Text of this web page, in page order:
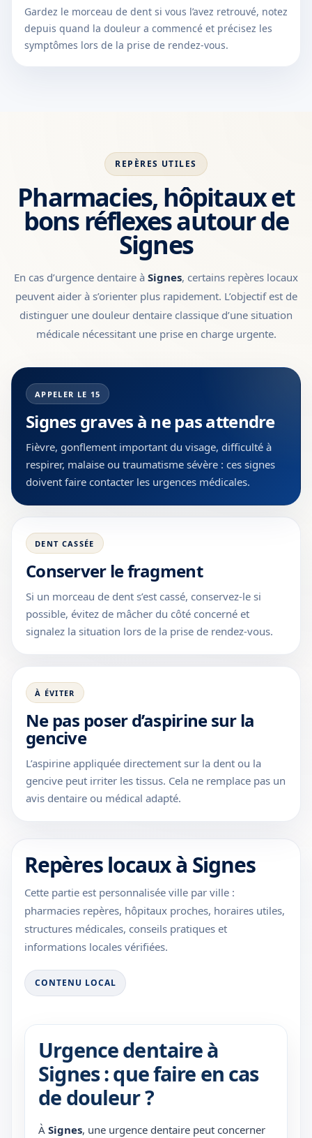
Gardez le morceau de dent si vous l’avez retrouvé, notez
depuis quand la douleur a commencé et précisez les
symptômes lors de la prise de rendez-vous.
REPÈRES UTILES
Pharmacies, hôpitaux et
bons réflexes autour de
Signes
En cas d’urgence dentaire à Signes, certains repères locaux
peuvent aider à s’orienter plus rapidement. L’objectif est de
distinguer une douleur dentaire classique d’une situation
médicale nécessitant une prise en charge urgente.
APPELER LE 15
Signes graves à ne pas attendre
Fièvre, gonflement important du visage, difficulté à
respirer, malaise ou traumatisme sévère : ces signes
doivent faire contacter les urgences médicales.
DENT CASSÉE
Conserver le fragment
Si un morceau de dent s’est cassé, conservez-le si
possible, évitez de mâcher du côté concerné et
signalez la situation lors de la prise de rendez-vous.
À ÉVITER
Ne pas poser d’aspirine sur la
gencive
L’aspirine appliquée directement sur la dent ou la
gencive peut irriter les tissus. Cela ne remplace pas un
avis dentaire ou médical adapté.
Repères locaux à Signes
Cette partie est personnalisée ville par ville :
pharmacies repères, hôpitaux proches, horaires utiles,
structures médicales, conseils pratiques et
informations locales vérifiées.
CONTENU LOCAL
Urgence dentaire à
Signes : que faire en cas
de douleur ?
ÀSignes, une urgence dentaire peut concerner